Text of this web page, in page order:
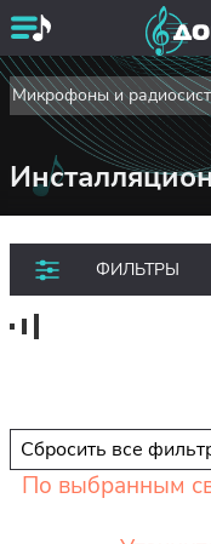
Микрофоны и
ФИЛЬТРЫ
Сбросить все
По выбранным